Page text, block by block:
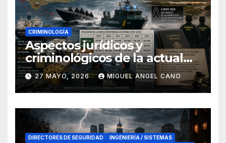
CRIMINOLOGÍA
Aspectos jurídicos y
criminológicos de la actual
lucha contra el narcotráfico
en el sur de España
27 MAYO, 2026 MIGUEL ANGEL CANO
DIRECTORES DE SEGURIDAD
INGENIERÍA / SISTEMAS